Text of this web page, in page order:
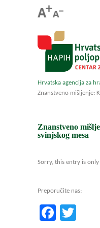
Hrvatska agencija za
Znanstveno mišljenje:
Znanstveno
svinjskog mesa
Sorry, this entry is
Preporučite nas: